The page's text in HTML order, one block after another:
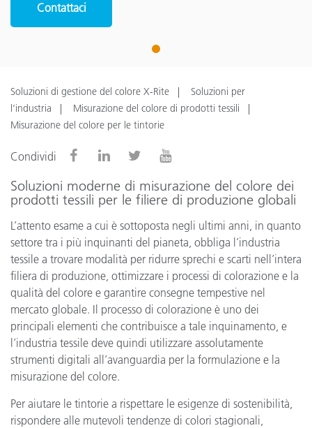
Contattaci
1
Soluzioni di gestione del colore X-Rite
Soluzioni per
l’industria
Misurazione del colore di prodotti tessili
Misurazione del colore per le tintorie
Condividi
Soluzioni moderne di misurazione del colore dei
prodotti tessili per le filiere di produzione globali
L’attento esame a cui è sottoposta negli ultimi anni, in quanto
settore tra i più inquinanti del pianeta, obbliga l’industria
tessile a trovare modalità per ridurre sprechi e scarti nell’intera
filiera di produzione, ottimizzare i processi di colorazione e la
qualità del colore e garantire consegne tempestive nel
mercato globale. Il processo di colorazione è uno dei
principali elementi che contribuisce a tale inquinamento, e
l’industria tessile deve quindi utilizzare assolutamente
strumenti digitali all’avanguardia per la formulazione e la
misurazione del colore.
Per aiutare le tintorie a rispettare le esigenze di sostenibilità,
rispondere alle mutevoli tendenze di colori stagionali,